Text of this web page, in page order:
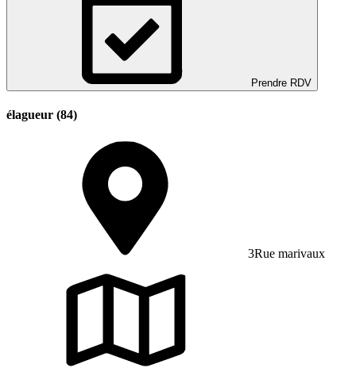
Prendre RDV
élagueur (84)
3Rue marivaux